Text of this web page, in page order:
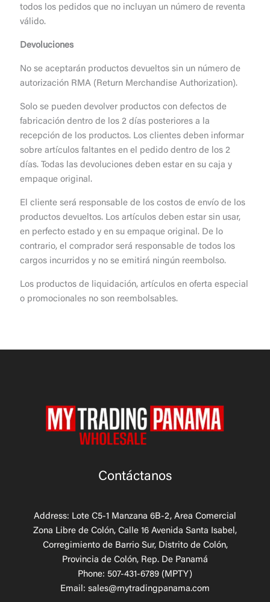
todos los pedidos que no incluyan un número de reventa
válido.
Devoluciones
No se aceptarán productos devueltos sin un número de
autorización RMA (Return Merchandise Authorization).
Solo se pueden devolver productos con defectos de
fabricación dentro de los 2 días posteriores a la
recepción de los productos. Los clientes deben informar
sobre artículos faltantes en el pedido dentro de los 2
días. Todas las devoluciones deben estar en su caja y
empaque original.
El cliente será responsable de los costos de envío de los
productos devueltos. Los artículos deben estar sin usar,
en perfecto estado y en su empaque original. De lo
contrario, el comprador será responsable de todos los
cargos incurridos y no se emitirá ningún reembolso.
Los productos de liquidación, artículos en oferta especial
o promocionales no son reembolsables.
Contáctanos
Address: Lote C5-1 Manzana 6B-2, Area Comercial
Zona Libre de Colón, Calle 16 Avenida Santa Isabel,
Corregimiento de Barrio Sur, Distrito de Colón,
Provincia de Colón, Rep. De Panamá
Phone: 507-431-6789 (MPTY)
Email: sales@mytradingpanama.com